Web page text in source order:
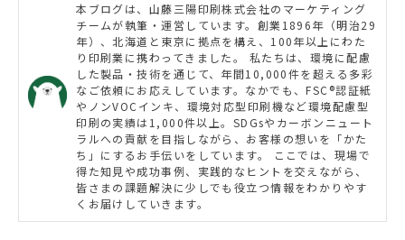
本ブログは、山藤三陽印刷株式会社のマーケティング
チームが執筆・運営しています。創業1896年（明治29
年）、北海道と東京に拠点を構え、100年以上にわた
り印刷業に携わってきました。 私たちは、環境に配慮
した製品・技術を通じて、年間10,000件を超える多彩
なご依頼にお応えしています。なかでも、FSC®認証紙
やノンVOCインキ、環境対応型印刷機など環境配慮型
印刷の実績は1,000件以上。SDGsやカーボンニュート
ラルへの貢献を目指しながら、お客様の想いを「かた
ち」にするお手伝いをしています。 ここでは、現場で
得た知見や成功事例、実践的なヒントを交えながら、
皆さまの課題解決に少しでも役立つ情報をわかりやす
くお届けしていきます。